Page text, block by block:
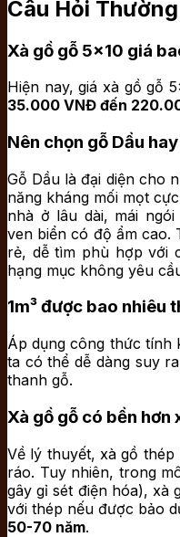
Câu Hỏi Thường
Xà gồ gỗ 5×10 giá
Hiện nay, giá xà gồ gỗ
35.000 VNĐ đến
Nên chọn gỗ Dầu
Gỗ Dầu là đại diện cho
năng kháng mối mọt
nhà ở lâu dài, mái
ven biển có độ ẩm cao.
rẻ, dễ tìm phù hợp với
hạng mục không yêu
1m³ được bao nhiêu
Áp dụng công thức tính
ta có thể dễ dàng suy
thanh gỗ.
Xà gồ gỗ có bền hơn
Về lý thuyết, xà gồ
ráo. Tuy nhiên, trong
gây gỉ sét điện hóa), xà
với thép nếu được bảo
50-70 năm.